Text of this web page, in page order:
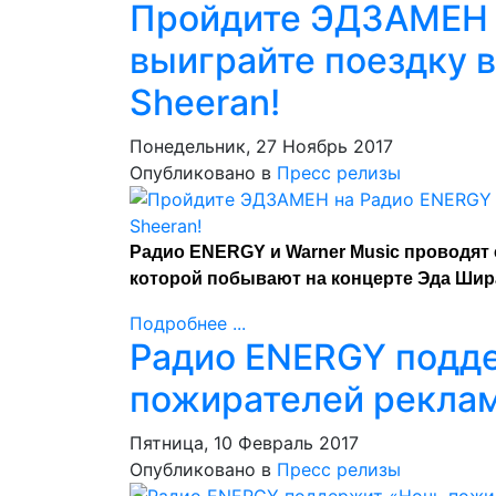
Пройдите ЭДЗАМЕН
выиграйте поездку
Sheeran!
Понедельник, 27 Ноябрь 2017
Опубликовано в Пресс релизы
Радио ENERGY и Warner Music
которой побывают на концерте Эда
Подробнее ...
Радио ENERGY
пожирателей
Пятница, 10 Февраль 2017
Опубликовано в Пресс релизы